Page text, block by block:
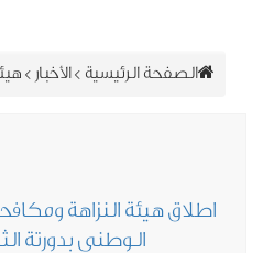
الصفحة الرئيسية>الأخبار>هيئة
اطلاق هيئة النزاهة ومكافحة
الوطني بدورتة الثانية 2024/2025